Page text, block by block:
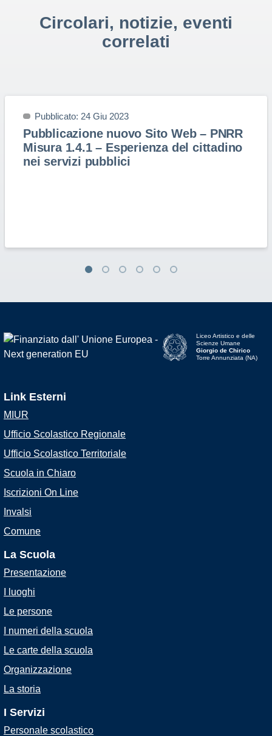
Circolari, notizie, eventi
correlati
Pubblicato: 24 Giu 2023
Pubblicazione nuovo Sito Web – PNRR
Misura 1.4.1 – Esperienza del cittadino
nei servizi pubblici
Liceo Artistico e delle
Scienze Umane
Giorgio de Chirico
Torre Annunziata (NA)
Link Esterni
MIUR
Ufficio Scolastico Regionale
Ufficio Scolastico Territoriale
Scuola in Chiaro
Iscrizioni On Line
Invalsi
Comune
La Scuola
Presentazione
I luoghi
Le persone
I numeri della scuola
Le carte della scuola
Organizzazione
La storia
I Servizi
Personale scolastico